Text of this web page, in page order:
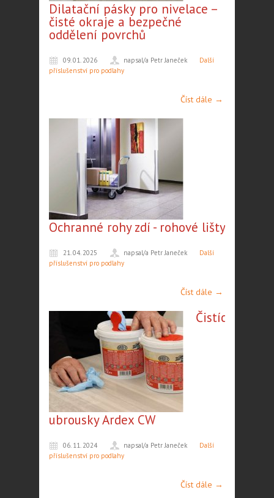
Dilatační pásky pro nivelace –
čisté okraje a bezpečné
oddělení povrchů
09. 01. 2026 napsal/a Petr Janeček
Další
příslušenství pro podlahy
Číst dále →
Ochranné rohy zdí - rohové lišty
21. 04. 2025 napsal/a Petr Janeček
Další
příslušenství pro podlahy
Číst dále →
Čistící
ubrousky Ardex CW
06. 11. 2024 napsal/a Petr Janeček
Další
příslušenství pro podlahy
Číst dále →